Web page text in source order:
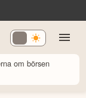
om börsen